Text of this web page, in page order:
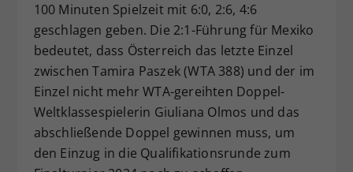
100 Minuten Spielzeit mit 6:0, 2:6, 4:6
geschlagen geben. Die 2:1-Führung für Mexiko
bedeutet, dass Österreich das letzte Einzel
zwischen Tamira Paszek (WTA 388) und der im
Einzel nicht mehr WTA-gereihten Doppel-
Weltklassespielerin Giuliana Olmos und das
abschließende Doppel gewinnen muss, um
den Einzug in die Qualifikationsrunde zum